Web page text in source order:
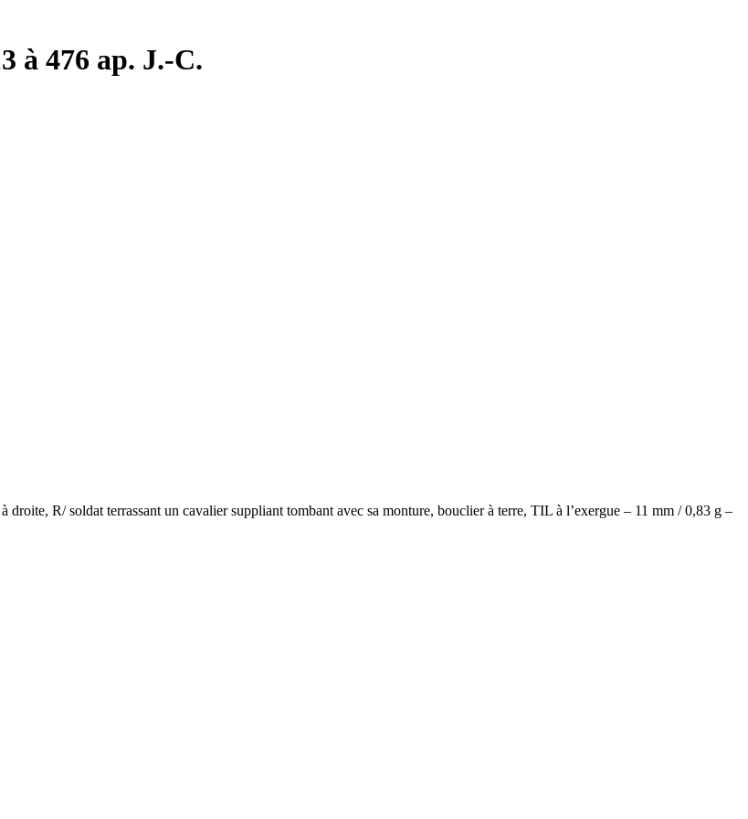
à 476 ap. J.-C.
R/ soldat terrassant un cavalier suppliant tombant avec sa monture, bouclier à terre, TIL à l’exergue – 11 mm / 0,83 g –